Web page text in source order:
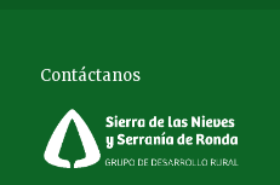
Contáctanos